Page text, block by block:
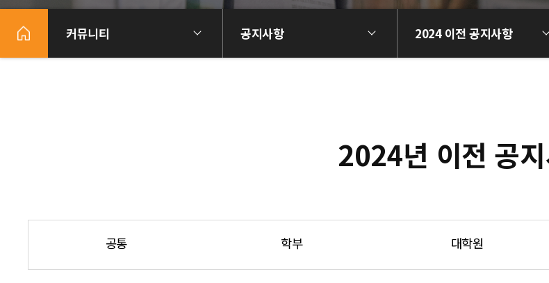
커뮤니티 공지사항 2024 이전 공지사항
2024년 이전 공
공통 학부 대학원